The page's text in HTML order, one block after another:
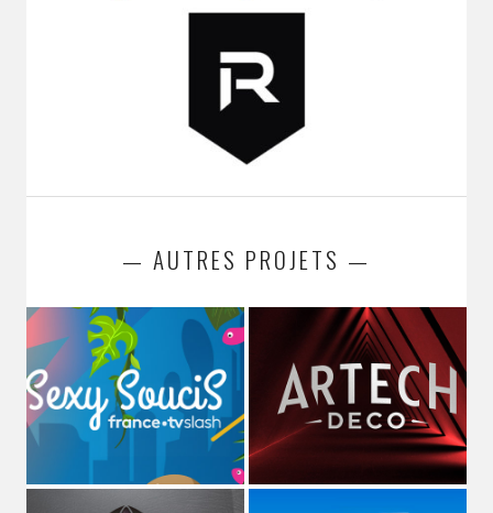
— AUTRES PROJETS —